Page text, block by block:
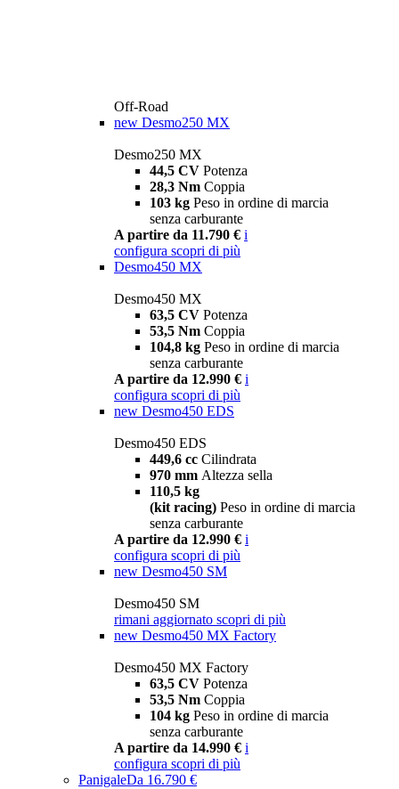
Off-Road
new Desmo250 MX
Desmo250 MX
44,5 CV Potenza
28,3 Nm Coppia
103 kg Peso in ordine di marcia
senza carburante
A partire da 11.790 € i
configura scopri di più
Desmo450 MX
Desmo450 MX
63,5 CV Potenza
53,5 Nm Coppia
104,8 kg Peso in ordine di marcia
senza carburante
A partire da 12.990 € i
configura scopri di più
new Desmo450 EDS
Desmo450 EDS
449,6 cc Cilindrata
970 mm Altezza sella
110,5 kg
(kit racing) Peso in ordine di marcia
senza carburante
A partire da 12.990 € i
configura scopri di più
new Desmo450 SM
Desmo450 SM
rimani aggiornato scopri di più
new Desmo450 MX Factory
Desmo450 MX Factory
63,5 CV Potenza
53,5 Nm Coppia
104 kg Peso in ordine di marcia
senza carburante
A partire da 14.990 € i
configura scopri di più
PanigaleDa 16.790 €